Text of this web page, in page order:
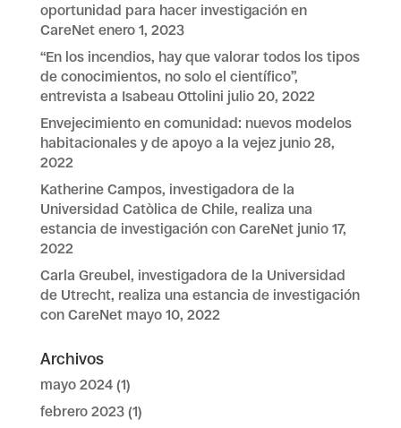
oportunidad para hacer investigación en
CareNet enero 1, 2023
“En los incendios, hay que valorar todos los tipos
de conocimientos, no solo el científico”,
entrevista a Isabeau Ottolini julio 20, 2022
Envejecimiento en comunidad: nuevos modelos
habitacionales y de apoyo a la vejez junio 28,
2022
Katherine Campos, investigadora de la
Universidad Catòlica de Chile, realiza una
estancia de investigación con CareNet junio 17,
2022
Carla Greubel, investigadora de la Universidad
de Utrecht, realiza una estancia de investigación
con CareNet mayo 10, 2022
Archivos
mayo 2024(1)
febrero 2023(1)